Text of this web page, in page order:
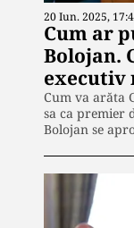
20 Iun. 2025,
Cum ar
Bolojan.
executiv
Cum va arăta
sa ca premier
Bolojan se